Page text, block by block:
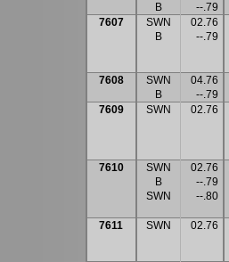
B
--.79
7607
SWN
B
02.76
--.79
7608
SWN
B
04.76
--.79
7609 SWN 02.76
7610
SWN
B
SWN
02.76
--.79
--.80
7611 SWN 02.76